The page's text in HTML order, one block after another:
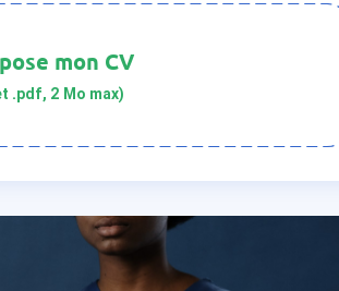
mon CV
.pdf, 2 Mo max)